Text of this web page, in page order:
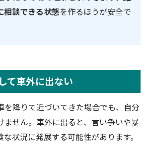
相談できる状態を作るほうが安全で
て車外に出ない
を降りて近づいてきた場合でも、自分
ません。車外に出ると、言い争いや暴
状況に発展する可能性があります。